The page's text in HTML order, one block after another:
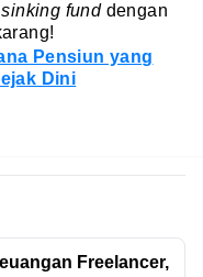
sinking funddengan
Pensiun yang
Dini
Freelancer,